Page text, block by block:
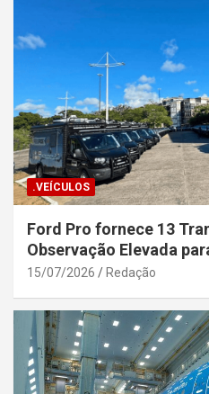
.VEÍCULOS
Ford Pro fornece 13
Observação Elevada
Segurança Pública da
15/07/2026 Redação